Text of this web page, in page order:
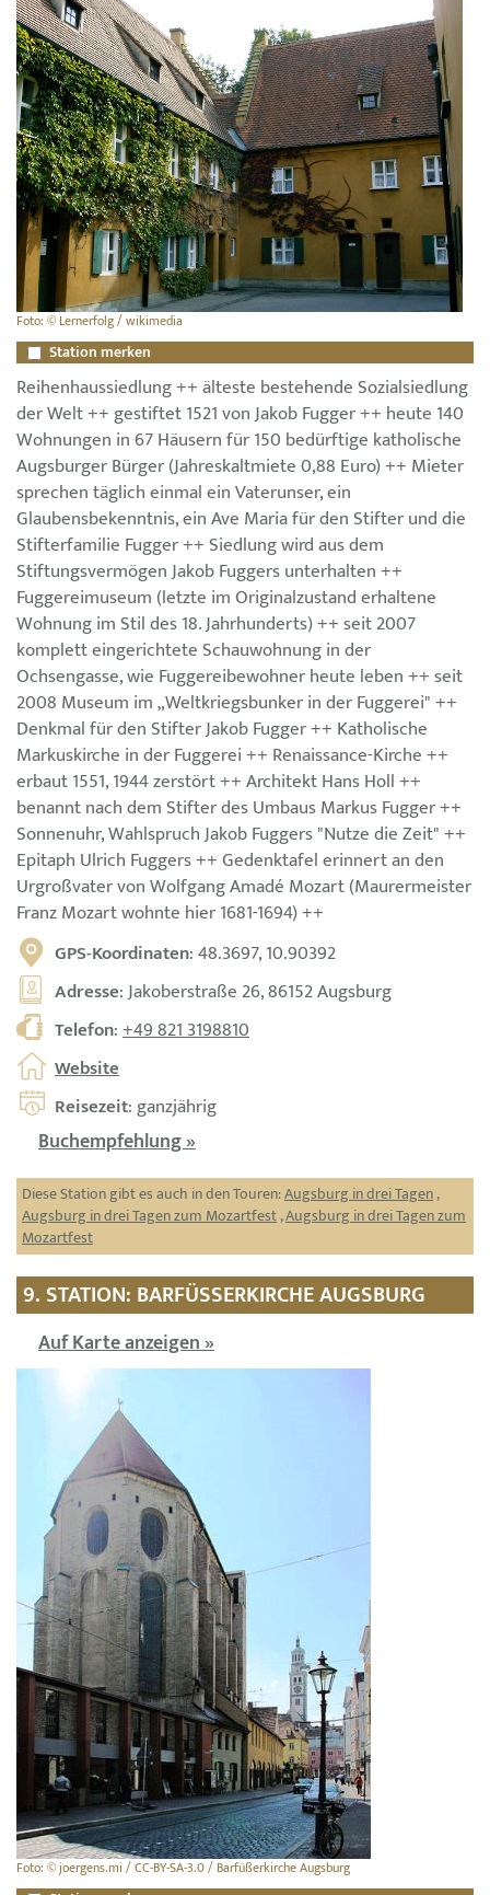
Foto: © Lernerfolg / wikimedia
Station merken
Reihenhaussiedlung ++ älteste bestehende Sozialsiedlung
der Welt ++ gestiftet 1521 von Jakob Fugger ++ heute 140
Wohnungen in 67 Häusern für 150 bedürftige katholische
Augsburger Bürger (Jahreskaltmiete 0,88 Euro) ++ Mieter
sprechen täglich einmal ein Vaterunser, ein
Glaubensbekenntnis, ein Ave Maria für den Stifter und die
Stifterfamilie Fugger ++ Siedlung wird aus dem
Stiftungsvermögen Jakob Fuggers unterhalten ++
Fuggereimuseum (letzte im Originalzustand erhaltene
Wohnung im Stil des 18. Jahrhunderts) ++ seit 2007
komplett eingerichtete Schauwohnung in der
Ochsengasse, wie Fuggereibewohner heute leben ++ seit
2008 Museum im „Weltkriegsbunker in der Fuggerei" ++
Denkmal für den Stifter Jakob Fugger ++ Katholische
Markuskirche in der Fuggerei ++ Renaissance-Kirche ++
erbaut 1551, 1944 zerstört ++ Architekt Hans Holl ++
benannt nach dem Stifter des Umbaus Markus Fugger ++
Sonnenuhr, Wahlspruch Jakob Fuggers "Nutze die Zeit" ++
Epitaph Ulrich Fuggers ++ Gedenktafel erinnert an den
Urgroßvater von Wolfgang Amadé Mozart (Maurermeister
Franz Mozart wohnte hier 1681-1694) ++
GPS-Koordinaten: 48.3697, 10.90392
Adresse: Jakoberstraße 26, 86152 Augsburg
Telefon:+49 821 3198810
Website
Reisezeit: ganzjährig
Buchempfehlung »
Diese Station gibt es auch in den Touren:Augsburg in drei Tagen,
Augsburg in drei Tagen zum Mozartfest,Augsburg in drei Tagen zum
Mozartfest
9. STATION: BARFÜSSERKIRCHE AUGSBURG
Auf Karte anzeigen »
Foto: © joergens.mi / CC-BY-SA-3.0 / Barfüßerkirche Augsburg